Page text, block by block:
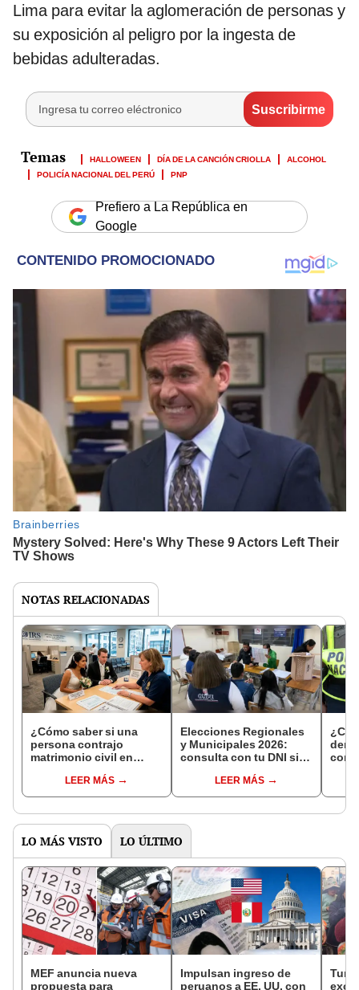
Lima para evitar la aglomeración de personas y
su exposición al peligro por la ingesta de
bebidas adulteradas.
HALLOWEEN DÍA DE LA CANCIÓN CRIOLLA
ALCOHOL
POLICÍA NACIONAL DEL PERÚ
PNP
Prefiero a La República en
Google
NOTAS RELACIONADAS
¿Cómo saber si una
persona contrajo
matrimonio civil en
LEER MÁS
Elecciones Regionales
y Municipales 2026:
consulta con tu DNI si
de mesa para este 4 de
octubre en el link oficial
LEER MÁS
con
LO MÁS VISTO LO ÚLTIMO
MEF anuncia nueva
propuesta para
Impulsan ingreso de
peruanos a EE. UU. con